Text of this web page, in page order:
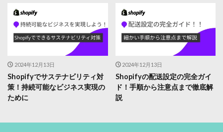
2024年12月13日
Shopifyでサステナビリティ対
策！持続可能なビジネス実現の
ために
2024年12月13日
Shopifyの配送設定の完全ガイ
ド！手順から注意点まで徹底解
説